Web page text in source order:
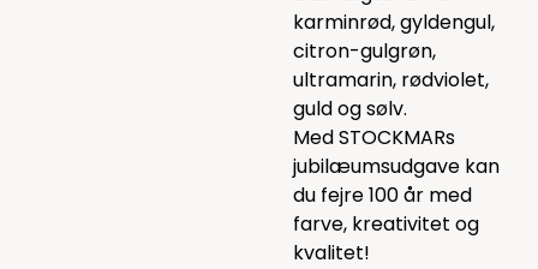
karminrød, gyldengul,
citron-gulgrøn,
ultramarin, rødviolet,
guld og sølv.
Med STOCKMARs
jubilæumsudgave kan
du fejre 100 år med
farve, kreativitet og
kvalitet!